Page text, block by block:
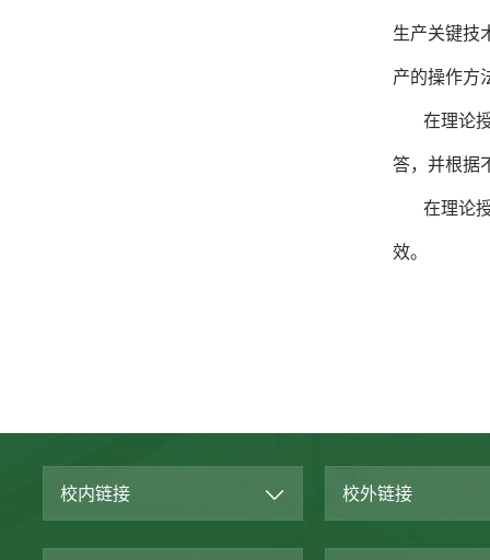
生产关键技
产的操作方
在理论
答，并根据
在理论
效。
校内链接 校外链接